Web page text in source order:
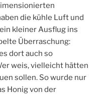
die kühle Luft und
kleiner Ausflug ins
Überraschung:
dort auch so
weis, vielleicht hätten
sollen. So wurde nur
Honig von der